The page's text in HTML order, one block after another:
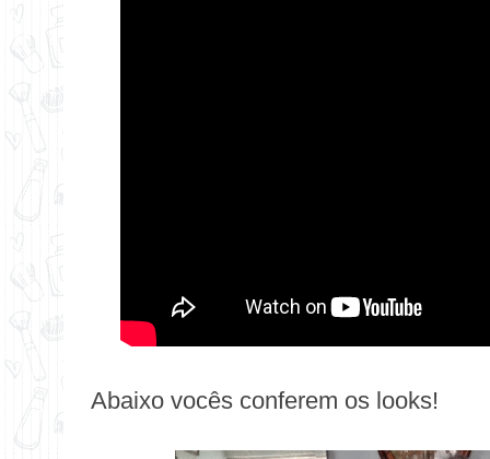
Abaixo vocês conferem os looks!